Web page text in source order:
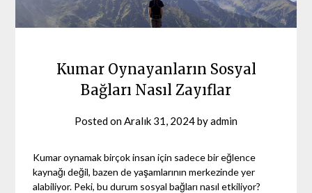
Kumar Oynayanların Sosyal
Bağları Nasıl Zayıflar
Posted on Aralık 31, 2024byadmin
Kumar oynamak birçok insan için sadece bir eğlence
kaynağı değil, bazen de yaşamlarının merkezinde yer
alabiliyor. Peki, bu durum sosyal bağları nasıl etkiliyor?